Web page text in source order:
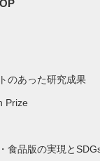
のあった研究成果
Prize
食品版の実現と